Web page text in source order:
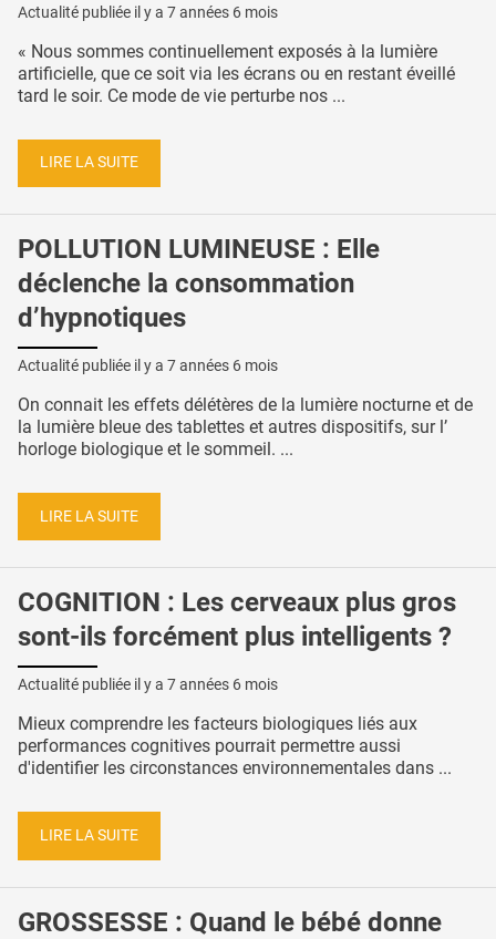
Actualité publiée il y a 7 années 6 mois
« Nous sommes continuellement exposés à la lumière
artificielle, que ce soit via les écrans ou en restant éveillé
tard le soir. Ce mode de vie perturbe nos ...
LIRE LA SUITE
POLLUTION LUMINEUSE : Elle
déclenche la consommation
d’hypnotiques
Actualité publiée il y a 7 années 6 mois
On connait les effets délétères de la lumière nocturne et de
la lumière bleue des tablettes et autres dispositifs, sur l’
horloge biologique et le sommeil. ...
LIRE LA SUITE
COGNITION : Les cerveaux plus gros
sont-ils forcément plus intelligents ?
Actualité publiée il y a 7 années 6 mois
Mieux comprendre les facteurs biologiques liés aux
performances cognitives pourrait permettre aussi
d'identifier les circonstances environnementales dans ...
LIRE LA SUITE
GROSSESSE : Quand le bébé donne